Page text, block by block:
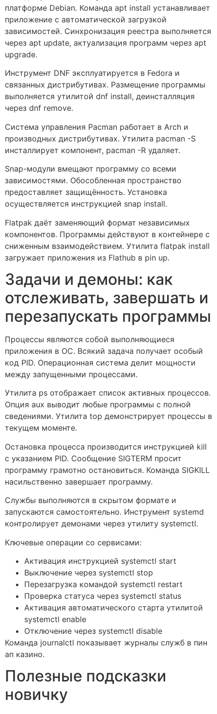
платформе Debian. Команда apt install устанавливает
приложение с автоматической загрузкой
зависимостей. Синхронизация реестра выполняется
через apt update, актуализация программ через apt
upgrade.
Инструмент DNF эксплуатируется в Fedora и
связанных дистрибутивах. Размещение программы
выполняется утилитой dnf install, деинсталляция
через dnf remove.
Система управления Pacman работает в Arch и
производных дистрибутивах. Утилита pacman -S
инсталлирует компонент, pacman -R удаляет.
Snap-модули вмещают программу со всеми
зависимостями. Обособленная пространство
предоставляет защищённость. Установка
осуществляется инструкцией snap install.
Flatpak даёт заменяющий формат независимых
компонентов. Программы действуют в контейнере с
сниженным взаимодействием. Утилита flatpak install
загружает приложения из Flathub в pin up.
Задачи и демоны: как
отслеживать, завершать и
перезапускать программы
Процессы являются собой выполняющиеся
приложения в ОС. Всякий задача получает особый
код PID. Операционная система делит мощности
между запущенными процессами.
Утилита ps отображает список активных процессов.
Опция aux выводит любые программы с полной
сведениями. Утилита top демонстрирует процессы в
текущем моменте.
Остановка процесса производится инструкцией kill
с указанием PID. Сообщение SIGTERM просит
программу грамотно остановиться. Команда SIGKILL
насильственно завершает программу.
Службы выполняются в скрытом формате и
запускаются самостоятельно. Инструмент systemd
контролирует демонами через утилиту systemctl.
Ключевые операции со сервисами:
Активация инструкцией systemctl start
Выключение через systemctl stop
Перезагрузка командой systemctl restart
Проверка статуса через systemctl status
Активация автоматического старта утилитой
systemctl enable
Отключение через systemctl disable
Команда journalctl показывает журналы служб в пин
ап казино.
Полезные подсказки
новичку